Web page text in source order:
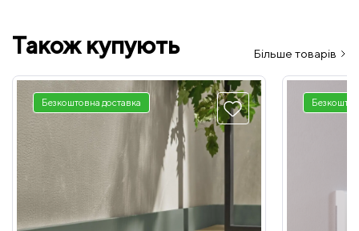
Також купують Більше товарів
Безкоштовна доставка